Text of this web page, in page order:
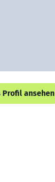
Profil ansehen